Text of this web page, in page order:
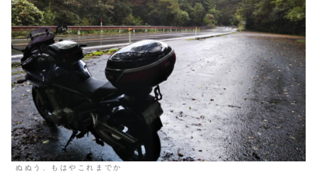
ぬぬう、もはやこれまでか